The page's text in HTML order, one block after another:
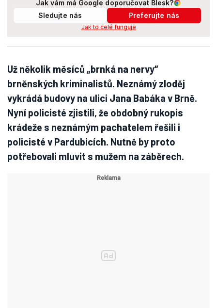
Jak vám má Google doporučovat Blesk?
Sledujte nás
Preferujte nás
Jak to celé funguje
Už několik měsíců „brnká na nervy“
brněnských kriminalistů. Neznámý zloděj
vykrádá budovy na ulici Jana Babáka v Brně.
Nyní policisté zjistili, že obdobný rukopis
krádeže s neznámým pachatelem řešili i
policisté v Pardubicích. Nutně by proto
potřebovali mluvit s mužem na záběrech.